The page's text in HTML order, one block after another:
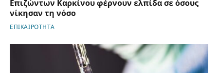
Επιζώντων Καρκίνου φέρνουν ελπίδα σε όσους
νίκησαν τη νόσο
ΕΠΙΚΑΙΡΟΤΗΤΑ